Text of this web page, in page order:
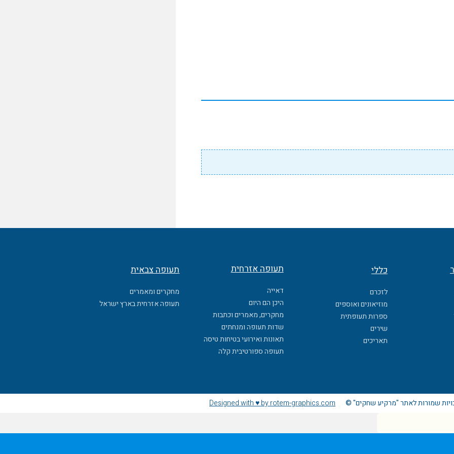
כללי
לזכרם
מוזיאונים ואוספים
ספרות תעופתית
שירים
תאריכים
תעופה אזרחית
דאייה
היכן הם היום
מחקרים, מאמרים וכתבות
שדות תעופה ומנחתים
תאונות ואירועי בטיחות טיסה
תעופה ספורטיבית קלה
תעופה צבאית
מחקרים ומאמרים
תעופה אזרחית בארץ ישראל
שמורות לאתר "מרקיע שחקים" © Designed with ♥ by rotem-graphics.com